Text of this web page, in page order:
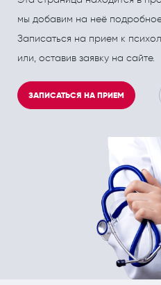
Кардиология
Кинезитерапия
Колопроктология
Лечебный
Мануальная
Неврология
Нефрология
Онкология
Остеопат и
Рефлекторная
Урология и
Физиотерапия
Флебология
Хирургия
Эндокринология
мы добавим на неё подробное
Записаться на прием к
или, оставив заявку на сайте.
ЗАПИСАТЬСЯ НА ПРИЕМ